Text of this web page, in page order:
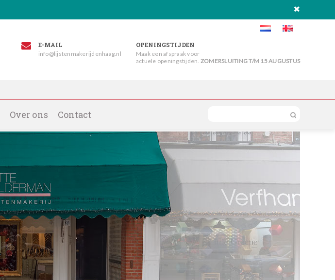
E-MAIL
info@lijstenmakerijdenhaag.nl
OPENINGSTIJDEN
Maak een afspraak voor
actuele openingstijden. ZOMERSLUITING T/M 15 AUGUSTUS
Over ons Contact